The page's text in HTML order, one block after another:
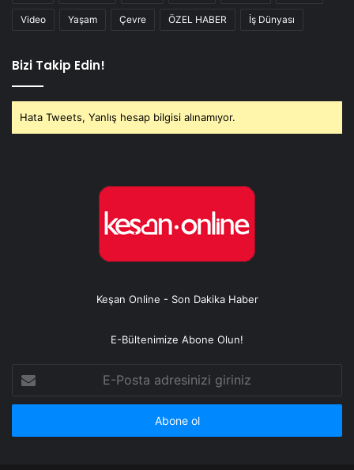
Video Yaşam Çevre ÖZEL HABER İş Dünyası
Bizi Takip Edin!
Hata Tweets, Yanlış hesap bilgisi alınamıyor.
Keşan Online - Son Dakika Haber
E-Bültenimize Abone Olun!
Posta
adresinizi